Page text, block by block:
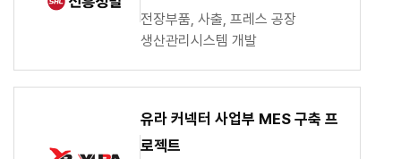
전장부품, 사출, 프레스 공장
생산관리시스템 개발
유라 커넥터 사업부 MES 구축 프
로젝트